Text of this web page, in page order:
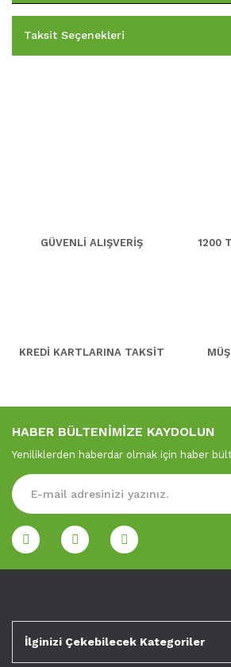
Taksit Seçenekleri
GÜVENLİ ALIŞVERİŞ
1200
KREDİ KARTLARINA TAKSİT
HABER BÜLTENİMİZE KAYDOLUN
Yeniliklerden haberdar olmak için haber
İlginizi Çekebilecek Kategoriler